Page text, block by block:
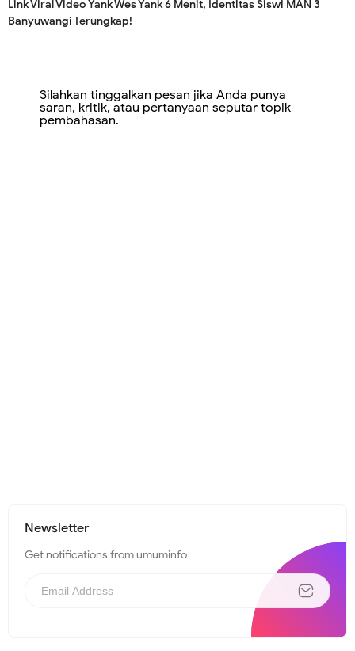
Link Viral Video Yank Wes Yank 6 Menit, Identitas Siswi MAN 3
Banyuwangi Terungkap!
Silahkan tinggalkan pesan jika Anda punya
saran, kritik, atau pertanyaan seputar topik
pembahasan.
Newsletter
Get notifications from umuminfo